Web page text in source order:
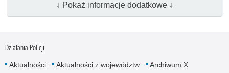
↓ Pokaż informacje dodatkowe ↓
Działania Policji
Aktualności Aktualności z województw
Archiwum X